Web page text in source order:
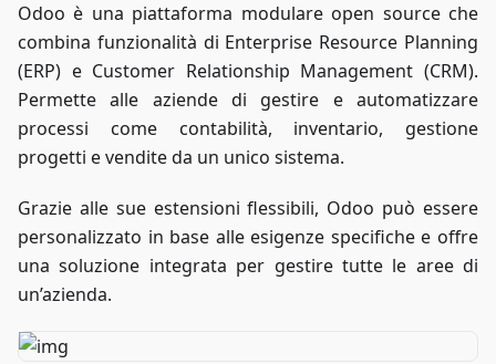
Odoo è una piattaforma modulare open source che
combina funzionalità di Enterprise Resource Planning
(ERP) e Customer Relationship Management (CRM).
Permette alle aziende di gestire e automatizzare
processi come contabilità, inventario, gestione
progetti e vendite da un unico sistema.
Grazie alle sue estensioni flessibili, Odoo può essere
personalizzato in base alle esigenze specifiche e offre
una soluzione integrata per gestire tutte le aree di
un’azienda.